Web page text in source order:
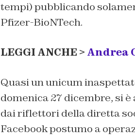
tempi) pubblicando
Pfizer-BioNTech.
LEGGI ANCHE > Andrea
Quasi un unicum
domenica 27 dicembre, si
dai riflettori della diretta
Facebook postumo a